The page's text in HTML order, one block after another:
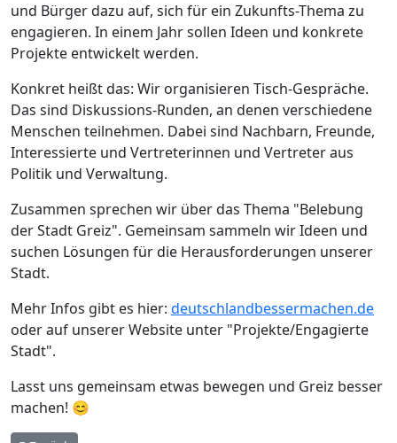
und Bürger dazu auf, sich für ein Zukunfts-Thema zu
engagieren. In einem Jahr sollen Ideen und konkrete
Projekte entwickelt werden.
Konkret heißt das: Wir organisieren Tisch-Gespräche.
Das sind Diskussions-Runden, an denen verschiedene
Menschen teilnehmen. Dabei sind Nachbarn, Freunde,
Interessierte und Vertreterinnen und Vertreter aus
Politik und Verwaltung.
Zusammen sprechen wir über das Thema "Belebung
der Stadt Greiz". Gemeinsam sammeln wir Ideen und
suchen Lösungen für die Herausforderungen unserer
Stadt.
Mehr Infos gibt es hier: deutschlandbessermachen.de
oder auf unserer Website unter "Projekte/Engagierte
Stadt".
Lasst uns gemeinsam etwas bewegen und Greiz besser
machen! 😊